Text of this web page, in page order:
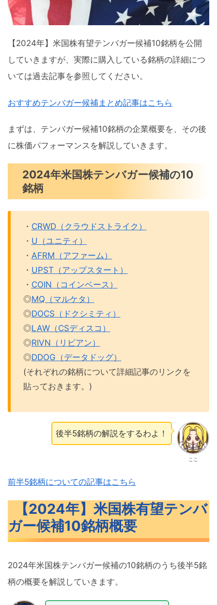
米国株有望テンバガー候補10銘柄パフォー
DOCS（ドクシミティ）チャート分析
RIVN（リビアン）チャート分析
DDOG（データドッグ）チャート分析
2024年5月テンバガー候補のパフォーマン
スまとめ
【2024年】米国株有望テンバガー候補10銘柄を公開
していきますが、実際に購入している銘柄の詳細につ
いては過去記事を参照してください。
おすすめテンバガー候補まとめ記事はこちら
まずは、テンバガー候補10銘柄の企業概要を、その後
に株価パフォーマンスを解説していきます。
2024年米国株テンバガー候補の10
銘柄
・ CRWD（クラウドストライク）
・ U（ユニティ）
・ AFRM（アファーム）
・ UPST（アップスタート）
・ COIN（コインベース）
◎MQ（マルケタ）
◎DOCS（ドクシミティ）
◎LAW（CSディスコ）
◎RIVN（リビアン）
◎DDOG（データドッグ）
(それぞれの銘柄について詳細記事のリンクを
貼っておきます。)
ここ
後半5銘柄の解説をするわよ！
前半5銘柄についての記事はこちら
【2024年】米国株有望テンバ
ガー候補10銘柄概要
2024年米国株テンバガー候補の10銘柄のうち後半5銘
柄の概要を解説していきます。